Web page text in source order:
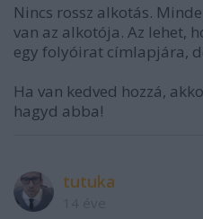
Nincs rossz alkotás.
van az alkotója. Az lehet,
egy folyóirat címlapjára,
Ha van kedved hozzá,
hagyd abba!
tutuka